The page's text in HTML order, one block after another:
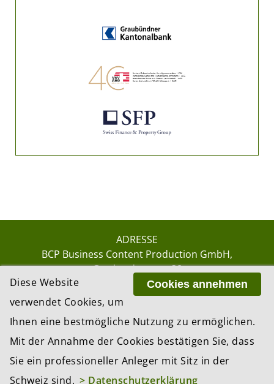
ADRESSE
BCP Business Content Production GmbH
Gotthardstrasse 38
8002 Zürich
GmbH, Zürich – Switzerland
Website by update AG, Zurich
Cookies annehmen
Diese Website
verwendet Cookies, um
Ihnen eine bestmögliche Nutzung zu ermöglichen.
Mit der Annahme der Cookies bestätigen Sie, dass
Sie ein professioneller Anleger mit Sitz in der
Schweiz sind. > Datenschutzerklärung